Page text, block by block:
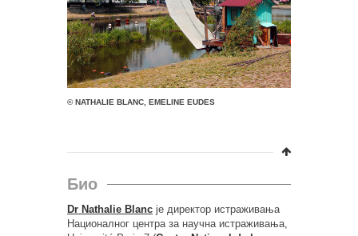
© NATHALIE BLANC, EMELINE EUDES
Био
Dr Nathalie Blanc је директор истраживања
Националног центра за научна истраживања,